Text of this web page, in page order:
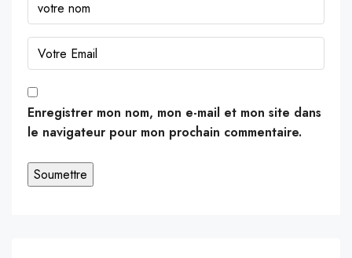
Enregistrer mon nom, mon e-mail et mon site dans
le navigateur pour mon prochain commentaire.